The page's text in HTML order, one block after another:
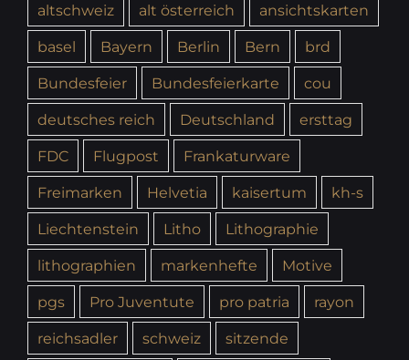
altschweiz
alt österreich
ansichtskarten
basel
Bayern Berlin Bern
brd
Bundesfeier
Bundesfeierkarte
cou
deutsches reich
Deutschland
ersttag
FDC
Flugpost
Frankaturware
Freimarken
Helvetia kaisertum
kh-s
Liechtenstein
Litho
Lithographie
lithographien
markenhefte
Motive
pgs
Pro Juventute pro patria
rayon
reichsadler
schweiz
sitzende